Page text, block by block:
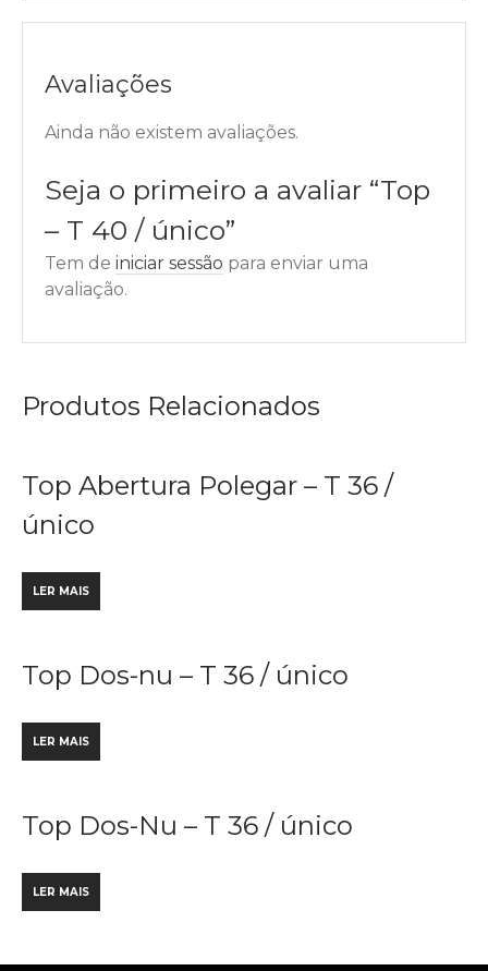
Avaliações
Ainda não existem avaliações.
Seja o primeiro a avaliar “Top
– T 40 / único”
Tem de iniciar sessão para enviar uma
avaliação.
Produtos Relacionados
Top Abertura Polegar – T 36 /
único
LER MAIS
Top Dos-nu – T 36 / único
LER MAIS
Top Dos-Nu – T 36 / único
LER MAIS